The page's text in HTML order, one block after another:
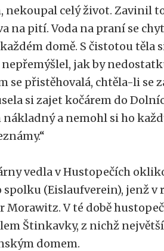
nekoupal celý život. Zavinil
na pití. Voda na praní se
domě. S čistotou těla
jak by
se přistěhovalá, chtěla-li se
si zajet kočárem do
a nemohl si ho
vedla v Hustopečích
(Eislaufverein), jenž v
V té době
Štinkavky, z nichž největší
domem.